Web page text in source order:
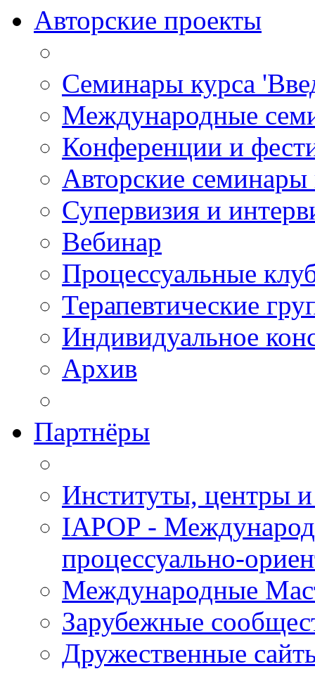
Авторские проекты
Семинары курса
Международные
Конференции и
Авторские
Супервизия и
Вебинар
Процессуальные
Терапевтические
Индивидуальное
Архив
Партнёры
Институты, центры
IAPOP -
процессуально-
Международные
Зарубежные
Дружественные